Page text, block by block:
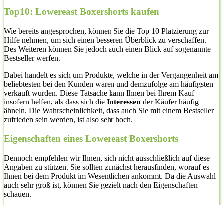
Top10: Lowereast Boxershorts kaufen
Wie bereits angesprochen, können Sie die Top 10 Platzierung zur
Hilfe nehmen, um sich einen besseren Überblick zu verschaffen.
Des Weiteren können Sie jedoch auch einen Blick auf sogenannte
Bestseller werfen.
Dabei handelt es sich um Produkte, welche in der Vergangenheit am
beliebtesten bei den Kunden waren und demzufolge am häufigsten
verkauft wurden. Diese Tatsache kann Ihnen bei Ihrem Kauf
insofern helfen, als dass sich die Interessen der Käufer häufig
ähneln. Die Wahrscheinlichkeit, dass auch Sie mit einem Bestseller
zufrieden sein werden, ist also sehr hoch.
Eigenschaften eines Lowereast Boxershorts
Dennoch empfehlen wir Ihnen, sich nicht ausschließlich auf diese
Angaben zu stützen. Sie sollten zunächst herausfinden, worauf es
Ihnen bei dem Produkt im Wesentlichen ankommt. Da die Auswahl
auch sehr groß ist, können Sie gezielt nach den Eigenschaften
schauen.